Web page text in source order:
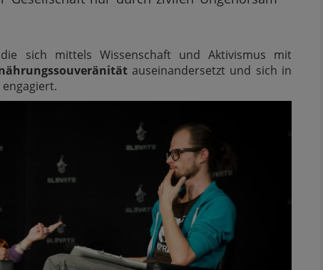
sich mittels Wissenschaft und Aktivismus mit
auseinandersetzt und sich in